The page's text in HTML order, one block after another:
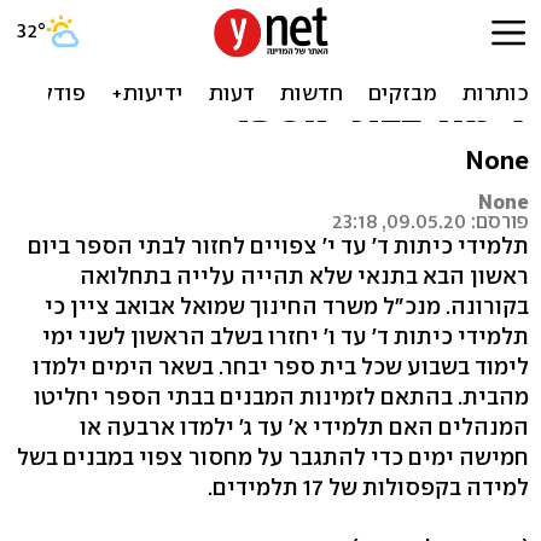
תלמידי כיתות ד' עד י' צפויים
לחזור לשניים-שלושה ימי
לימוד בבתי הספר
None
None
פורסם: 09.05.20, 23:18
תלמידי כיתות ד' עד י' צפויים לחזור לבתי הספר ביום
ראשון הבא בתנאי שלא תהייה עלייה בתחלואה
בקורונה. מנכ"ל משרד החינוך שמואל אבואב ציין כי
תלמידי כיתות ד' עד ו' יחזרו בשלב הראשון לשני ימי
לימוד בשבוע שכל בית ספר יבחר. בשאר הימים ילמדו
מהבית. בהתאם לזמינות המבנים בבתי הספר יחליטו
המנהלים האם תלמידי א' עד ג' ילמדו ארבעה או
חמישה ימים כדי להתגבר על מחסור צפוי במבנים בשל
למידה בקפסולות של 17 תלמידים.